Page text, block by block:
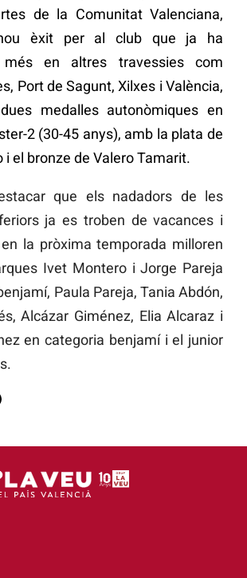
de la Comunitat Valenciana,
èxit per al club que ja ha
en altres travessies com
Port de Sagunt, Xilxes i València,
medalles autonòmiques en
2 (30-45 anys), amb la plata de
i el bronze de Valero Tamarit.
que els nadadors de les
ja es troben de vacances i
en la pròxima temporada milloren
Ivet Montero i Jorge Pareja
Paula Pareja, Tania Abdón,
Alcázar Giménez, Elia Alcaraz i
en categoria benjamí i el junior